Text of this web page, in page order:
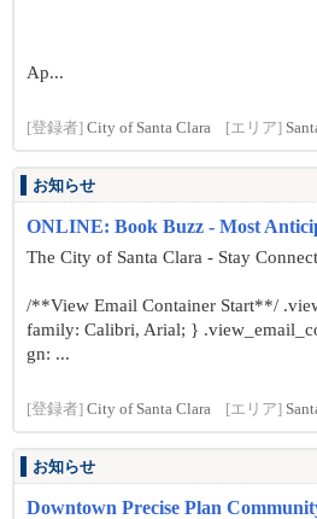
Ap...
[登録者] City of Santa Clara [エリア]
お知らせ
ONLINE: Book Buzz - Most
The City of Santa Clara - Stay
/**View Email Container Start**/
family: Calibri, Arial; }
gn: ...
[登録者] City of Santa Clara [エリア]
お知らせ
Downtown Precise Plan